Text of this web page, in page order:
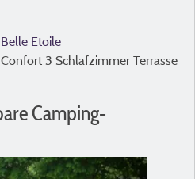
Etoile
3 Schlafzimmer Terrasse
Camping-